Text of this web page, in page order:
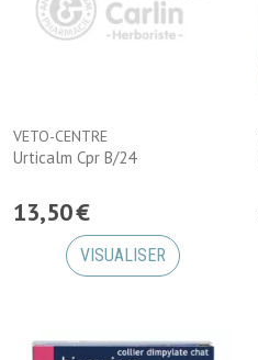
VETO-CENTRE
Urticalm Cpr B/24
13,50€
VISUALISER